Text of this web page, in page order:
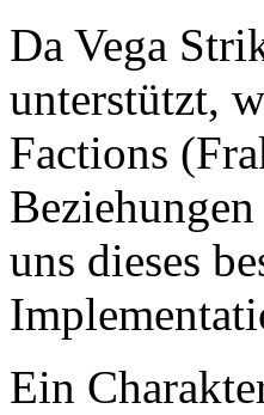
Da Vega
unterstützt,
Factions
uns dieses
Ein